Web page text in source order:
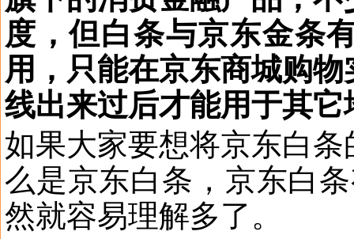
度，但白条与京东金条
用，只能在京东商城购
线出来过后才能用于其
如果大家要想将京东白
么是京东白条，京东白
然就容易理解多了。